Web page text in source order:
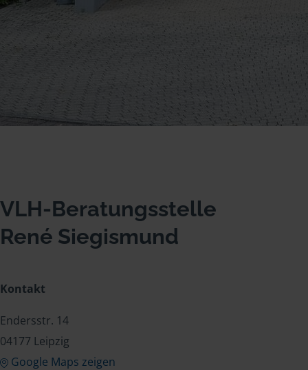
VLH-Beratungsstelle
René Siegismund
Kontakt
Endersstr. 14
04177 Leipzig
Google Maps zeigen